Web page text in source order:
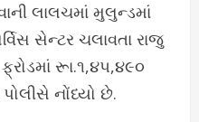
લાલચમાં મુલુન્ડમાં
સેન્ટર ચલાવતા રાજુ
રૂા.૧,૪૫,૪૯૦
નોંધ્યો છે.